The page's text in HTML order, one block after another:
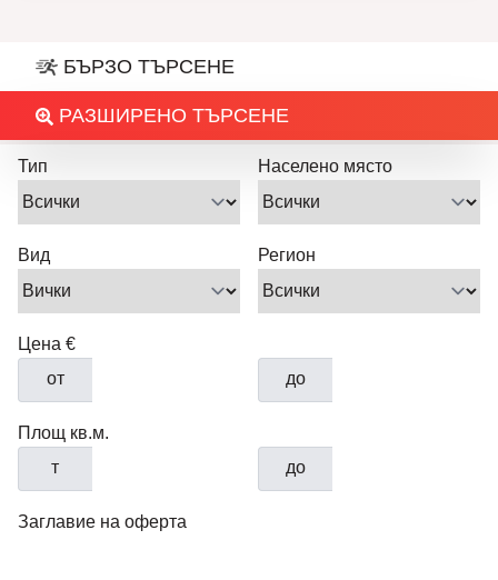
БЪРЗО ТЪРСЕНЕ
РАЗШИРЕНО ТЪРСЕНЕ
Тип Населено място
Вид Регион
Цена €
от
до
Площ кв.м.
т
до
Заглавие на оферта